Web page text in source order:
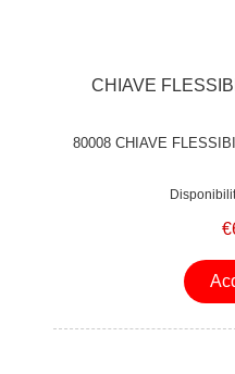
CHIAVE
80008 CHIAVE